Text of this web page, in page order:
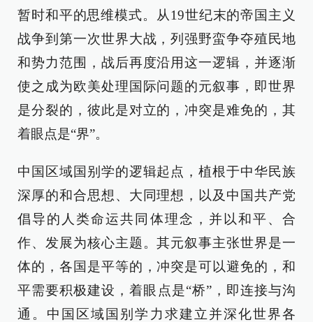
暂时和平的思维模式。从19世纪末的帝国主义
战争到第一次世界大战，列强野蛮争夺殖民地
和势力范围，战后再度沿用这一逻辑，并逐渐
使之成为欧美处理国际问题的元叙事，即世界
是分裂的，彼此是对立的，冲突是难免的，其
着眼点是“界”。
中国区域国别学的逻辑起点，植根于中华民族
深厚的和合思想、大同理想，以及中国共产党
倡导的人类命运共同体理念，并以和平、合
作、发展为核心主题。其元叙事主张世界是一
体的，各国是平等的，冲突是可以避免的，和
平需要积极建设，着眼点是“桥”，即连接与沟
通。中国区域国别学力求建立并深化世界各